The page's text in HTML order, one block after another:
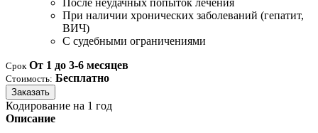
После неудачных попыток лечения
При наличии хронических заболеваний (гепатит,
ВИЧ)
С судебными ограничениями
Срок От 1 до 3-6 месяцев
Стоимость: Бесплатно
Заказать
Кодирование на 1 год
Описание